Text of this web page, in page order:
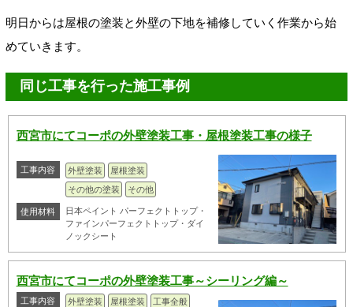
明日からは屋根の塗装と外壁の下地を補修していく作業から始
めていきます。
同じ工事を行った施工事例
西宮市にてコーポの外壁塗装工事・屋根塗装工事の様子
工事内容 外壁塗装
屋根塗装
その他の塗装
その他
使用材料
日本ペイント パーフェクトトップ・
ファインパーフェクトトップ・ダイ
ノックシート
西宮市にてコーポの外壁塗装工事～シーリング編～
工事内容 外壁塗装 屋根塗装
工事全般